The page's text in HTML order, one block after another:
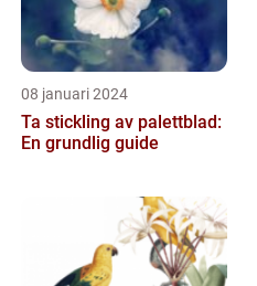
08 januari 2024
Ta stickling av palettblad:
En grundlig guide